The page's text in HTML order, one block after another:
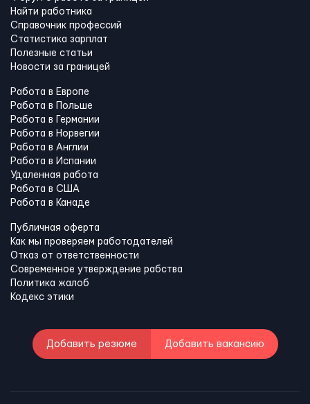
Найти работника
Справочник профессий
Статистика зарплат
Полезные статьи
Новости за границей
Работа в Европе
Работа в Польше
Работа в Германии
Работа в Норвегии
Работа в Англии
Работа в Испании
Удаленная работа
Работа в США
Работа в Канадe
Публичная оферта
Как мы проверяем работодателей
Отказ от ответственности
Современное утверждение рабства
Политика жалоб
Кодекс этики
Добавить резюме Добавить вакансию